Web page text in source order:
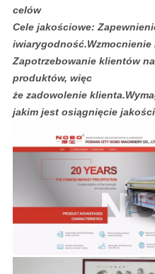
celów
Cele jakościowe:
i
Zapotrzebowanie klientów
produktów, więc
że zadowolenie
jakim jest osiągnięcie